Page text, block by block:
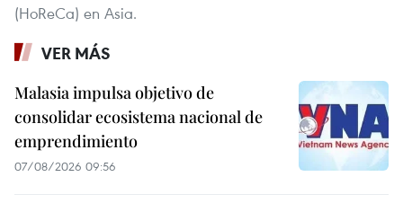
(HoReCa) en Asia.
VER MÁS
Malasia impulsa objetivo de
consolidar ecosistema nacional de
emprendimiento
07/08/2026 09:56